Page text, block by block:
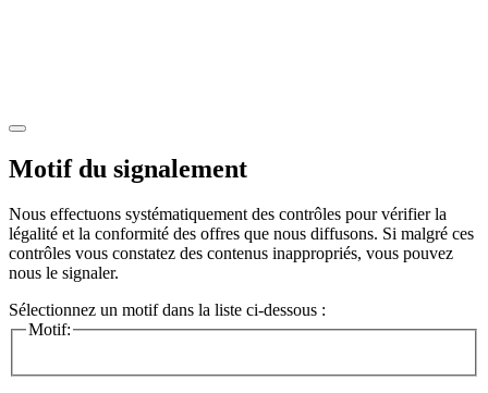
Motif du signalement
Nous effectuons systématiquement des contrôles pour vérifier la
légalité et la conformité des offres que nous diffusons. Si malgré ces
contrôles vous constatez des contenus inappropriés, vous pouvez
nous le signaler.
Sélectionnez un motif dans la liste ci-dessous :
Motif: